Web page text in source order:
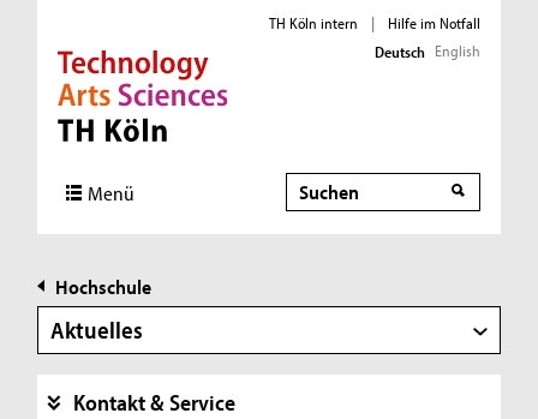
Direkt zur Hauptnavigation
Direkt zur Subnavigation
Direkt zum Inhalt
Direkt zum Fußbereich
TH Köln intern |
Hilfe im Notfall
Deutsch English
Menü Suche
Hochschule
Aktuelles
Kontakt & Service